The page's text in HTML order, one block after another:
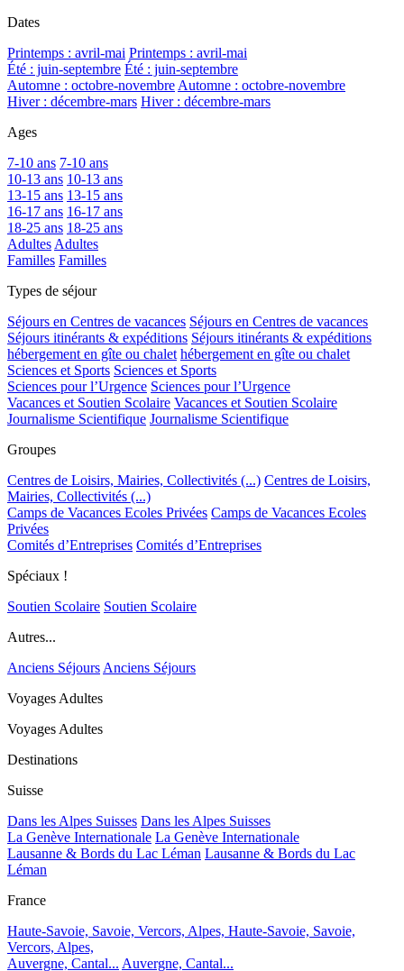
Dates
Printemps : avril-mai Printemps : avril-mai
Été : juin-septembre Été : juin-septembre
Automne : octobre-novembre Automne : octobre-novembre
Hiver : décembre-mars Hiver : décembre-mars
Ages
7-10 ans 7-10 ans
10-13 ans 10-13 ans
13-15 ans 13-15 ans
16-17 ans 16-17 ans
18-25 ans 18-25 ans
Adultes Adultes
Familles Familles
Types de séjour
Séjours en Centres de vacances Séjours en Centres de vacances
Séjours itinérants & expéditions Séjours itinérants & expéditions
hébergement en gîte ou chalet hébergement en gîte ou chalet
Sciences et Sports Sciences et Sports
Sciences pour l’Urgence Sciences pour l’Urgence
Vacances et Soutien Scolaire Vacances et Soutien Scolaire
Journalisme Scientifique Journalisme Scientifique
Groupes
Centres de Loisirs, Mairies, Collectivités (...) Centres de Loisirs,
Mairies, Collectivités (...)
Camps de Vacances Ecoles Privées Camps de Vacances Ecoles
Privées
Comités d’Entreprises Comités d’Entreprises
Spéciaux !
Soutien Scolaire Soutien Scolaire
Autres...
Anciens Séjours Anciens Séjours
Voyages Adultes
Voyages Adultes
Destinations
Suisse
Dans les Alpes Suisses Dans les Alpes Suisses
La Genève Internationale La Genève Internationale
Lausanne & Bords du Lac Léman Lausanne & Bords du Lac
Léman
France
Haute-Savoie, Savoie, Vercors, Alpes, Haute-Savoie, Savoie,
Vercors, Alpes,
Auvergne, Cantal... Auvergne, Cantal...